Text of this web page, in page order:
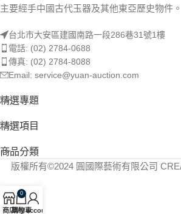
主要經手中國古代玉器及其他東亞歷史物件。
台北市大安區建國南路一段286巷31號1樓
電話: (02) 2784-0688
傳真: (02) 2784-8088
Email: service@yuan-auction.com
精選專題
精選項目
商品分類
版權所有©2024 圓國際藝術有限公司
商店
0
購物車
My account